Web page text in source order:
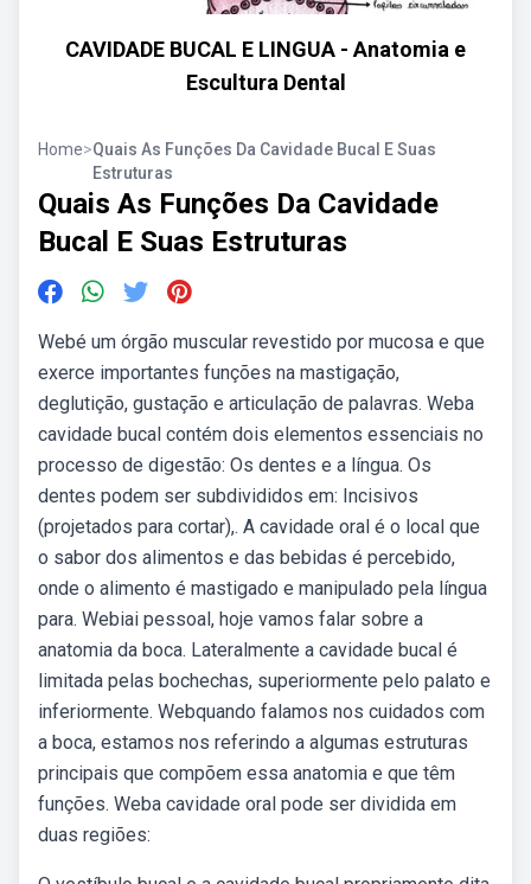
CAVIDADE BUCAL E LINGUA - Anatomia e
Escultura Dental
Home>Quais As Funções Da Cavidade Bucal E Suas
Estruturas
Quais As Funções Da Cavidade
Bucal E Suas Estruturas
Webé um órgão muscular revestido por mucosa e que
exerce importantes funções na mastigação,
deglutição, gustação e articulação de palavras. Weba
cavidade bucal contém dois elementos essenciais no
processo de digestão: Os dentes e a língua. Os
dentes podem ser subdivididos em: Incisivos
(projetados para cortar),. A cavidade oral é o local que
o sabor dos alimentos e das bebidas é percebido,
onde o alimento é mastigado e manipulado pela língua
para. Webiai pessoal, hoje vamos falar sobre a
anatomia da boca. Lateralmente a cavidade bucal é
limitada pelas bochechas, superiormente pelo palato e
inferiormente. Webquando falamos nos cuidados com
a boca, estamos nos referindo a algumas estruturas
principais que compõem essa anatomia e que têm
funções. Weba cavidade oral pode ser dividida em
duas regiões: